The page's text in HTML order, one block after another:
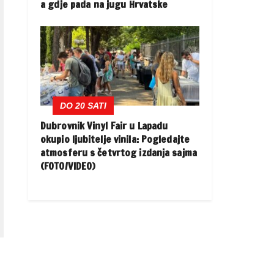
a gdje pada na jugu Hrvatske
DO 20 SATI
Dubrovnik Vinyl Fair u Lapadu
okupio ljubitelje vinila: Pogledajte
atmosferu s četvrtog izdanja sajma
(FOTO/VIDEO)